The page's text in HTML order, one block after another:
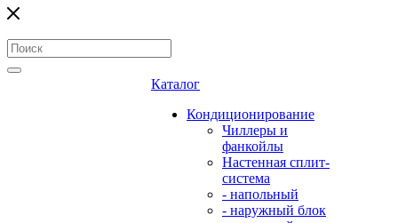
Каталог
Кондиционирование
Чиллеры и
фанкойлы
Настенная сплит-
система
- напольный
- наружный блок